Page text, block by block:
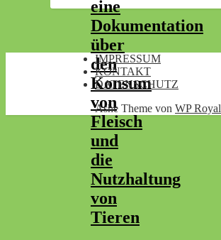
eine
Dokumentation
über
den
Konsum
von
Fleisch
und
die
Nutzhaltung
von
Tieren
IMPRESSUM
KONTAKT
DATENSCHUTZ
Ashe Theme von WP Royal